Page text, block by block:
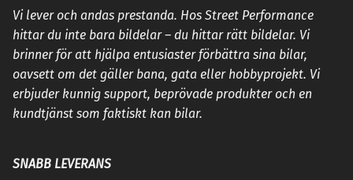
Vi lever och andas prestanda. Hos Street Performance
hittar du inte bara bildelar – du hittar rätt bildelar. Vi
brinner för att hjälpa entusiaster förbättra sina bilar,
oavsett om det gäller bana, gata eller hobbyprojekt. Vi
erbjuder kunnig support, beprövade produkter och en
kundtjänst som faktiskt kan bilar.
SNABB LEVERANS